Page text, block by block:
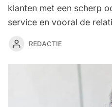
klanten met een scherp
service en vooral de
REDACTIE